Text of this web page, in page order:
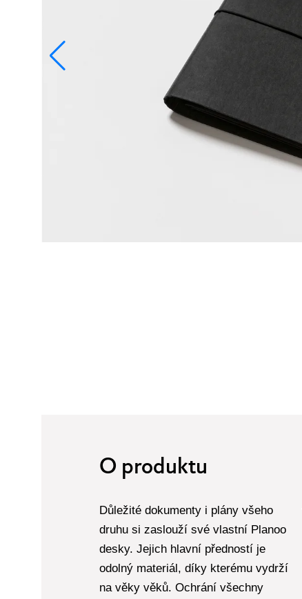
O produktu
Důležité dokumenty i plány všeho
druhu si zaslouží své vlastní Planoo
desky. Jejich hlavní předností je
odolný materiál, díky kterému vydrží
na věky věků. Ochrání všechny